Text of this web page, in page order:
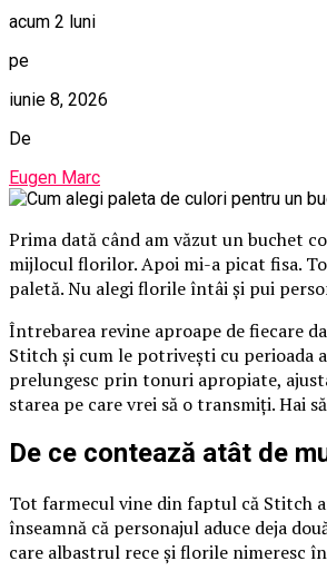
acum 2 luni
pe
iunie 8, 2026
De
Eugen Marc
Prima dată când am văzut un buchet
mijlocul florilor. Apoi mi-a picat fisa.
paletă. Nu alegi florile întâi și pui
Întrebarea revine aproape de fiecare
Stitch și cum le potrivești cu perioada
prelungesc prin tonuri apropiate,
starea pe care vrei să o transmiți. Hai
De ce contează atât de
Tot farmecul vine din faptul că Stitch
înseamnă că personajul aduce deja
care albastrul rece și florile nimeresc